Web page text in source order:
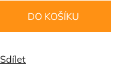
DO KOŠÍKU
Sdílet